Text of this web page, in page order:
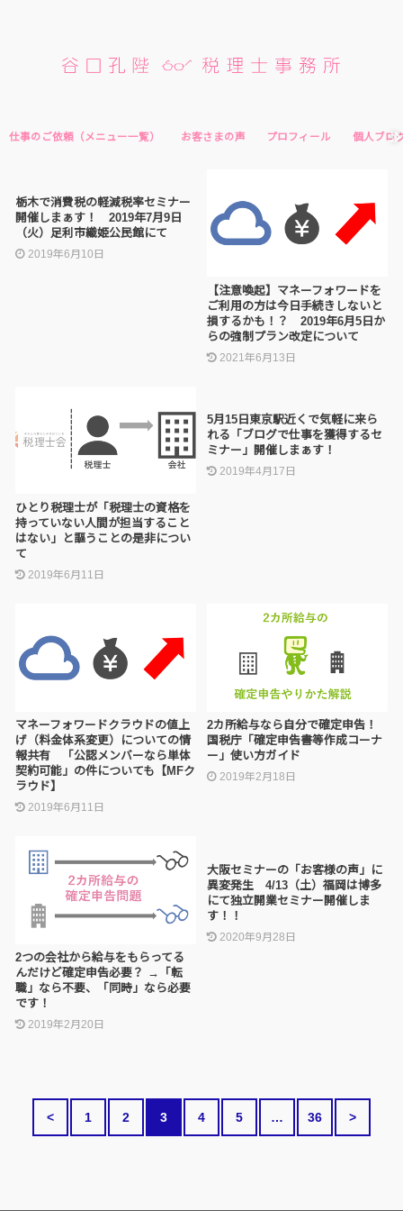
仕事のご依頼（メニュー一覧） お客さまの声 プロフィール 個人ブロ
栃木で消費税の軽減税率セミナー
開催しまぁす！ 2019年7月9日
（火）足利市織姫公民館にて
2019年6月10日
【注意喚起】マネーフォワードを
ご利用の方は今日手続きしないと
損するかも！？ 2019年6月5日か
らの強制プラン改定について
2021年6月13日
ひとり税理士が「税理士の資格を
持っていない人間が担当すること
はない」と謳うことの是非につい
て
2019年6月11日
5月15日東京駅近くで気軽に来ら
れる「ブログで仕事を獲得するセ
ミナー」開催しまぁす！
2019年4月17日
マネーフォワードクラウドの値上
げ（料金体系変更）についての情
報共有 「公認メンバーなら単体
契約可能」の件についても【MFク
ラウド】
2019年6月11日
2カ所給与なら自分で確定申告！
国税庁「確定申告書等作成コーナ
ー」使い方ガイド
2019年2月18日
2つの会社から給与をもらってる
んだけど確定申告必要？ →「転
職」なら不要、「同時」なら必要
です！
2019年2月20日
大阪セミナーの「お客様の声」に
異変発生 4/13（土）福岡は博多
にて独立開業セミナー開催しま
す！！
2020年9月28日
< 1 2 3 4 5 … 36 >